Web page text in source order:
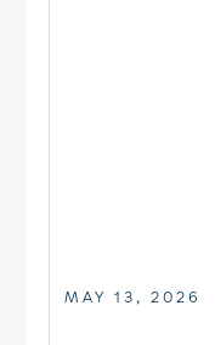
MAY 13, 2026